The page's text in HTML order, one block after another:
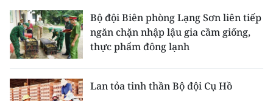
Bộ đội Biên phòng Lạng Sơn liên tiếp
ngăn chặn nhập lậu gia cầm giống,
thực phẩm đông lạnh
Lan tỏa tinh thần Bộ đội Cụ Hồ